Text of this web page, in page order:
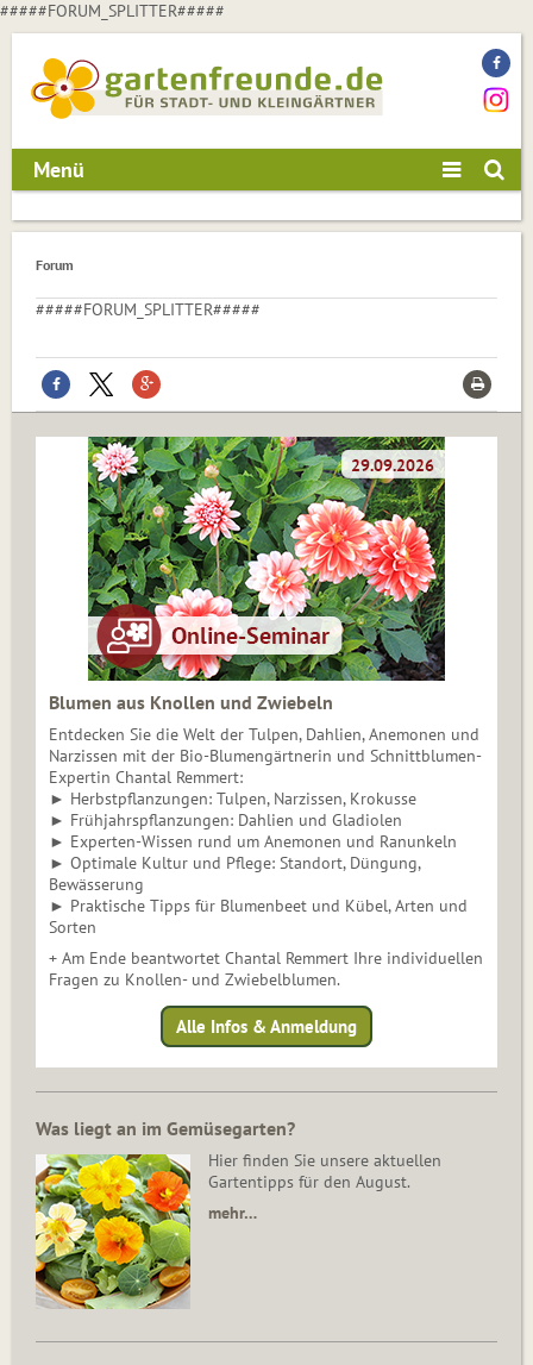
#####FORUM_SPLITTER#####
Menü
Forum
#####FORUM_SPLITTER#####
Blumen aus Knollen und Zwiebeln
Entdecken Sie die Welt der Tulpen, Dahlien, Anemonen und
Narzissen mit der Bio-Blumengärtnerin und Schnittblumen-
Expertin Chantal Remmert:
► Herbstpflanzungen: Tulpen, Narzissen, Krokusse
► Frühjahrspflanzungen: Dahlien und Gladiolen
► Experten-Wissen rund um Anemonen und Ranunkeln
► Optimale Kultur und Pflege: Standort, Düngung,
Bewässerung
► Praktische Tipps für Blumenbeet und Kübel, Arten und
Sorten
+ Am Ende beantwortet Chantal Remmert Ihre individuellen
Fragen zu Knollen- und Zwiebelblumen.
Alle Infos & Anmeldung
Was liegt an im Gemüsegarten?
Hier finden Sie unsere aktuellen
Gartentipps für den August.
mehr…